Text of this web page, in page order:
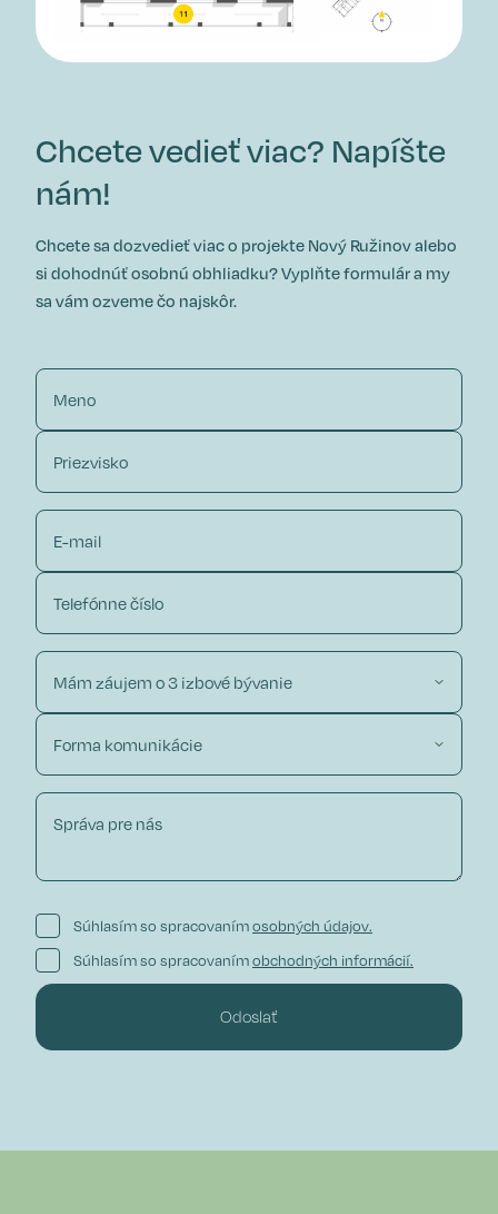
Chcete vedieť viac? Napíšte
nám!
Chcete sa dozvedieť viac o projekte Nový Ružinov alebo
si dohodnúť osobnú obhliadku?Vyplňte formulár a my
sa vám ozveme čo najskôr.
Súhlasím so spracovanímosobných údajov.
Súhlasím so spracovanímobchodných informácií.
Odoslať